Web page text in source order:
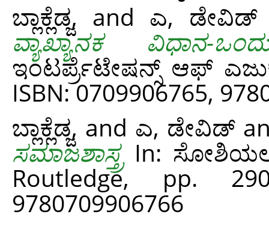
ಬ್ಲಾಕ್ಲೆಡ್ಜ, and ಎ, ಡೇವಿಡ್
ವ್ಯಾಖ್ಯಾನಕ ವಿಧಾನ-
ಇಂಟರ್ಪ್ರೆಟೇಷನ್ಸ್ ಆಫ್
ISBN: 0709906765,
ಬ್ಲಾಕ್ಲೆಡ್ಜ, and ಎ, ಡೇವಿಡ್
ಸಮಾಜಶಾಸ್ತ್ರ In:
Routledge, pp.
9780709906766